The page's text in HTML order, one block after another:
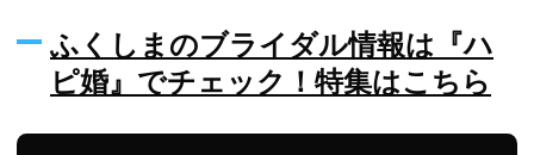
ふくしまのブライダル情報は『ハ
ピ婚』でチェック！特集はこちら